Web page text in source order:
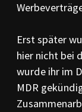
Erst später
hier nicht bei
wurde ihr im
MDR